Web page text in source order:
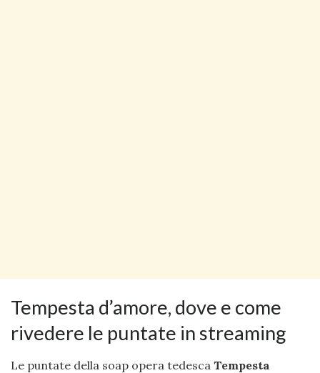
Tempesta d’amore, dove e come
rivedere le puntate in streaming
Le puntate della soap opera tedesca Tempesta